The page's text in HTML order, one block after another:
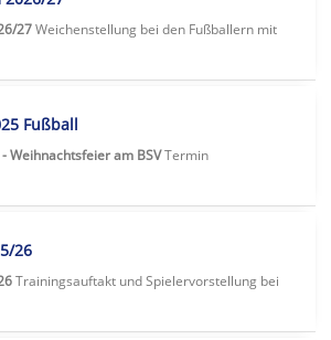
27Weichenstellung bei den Fußballern mit
Fußball
Weihnachtsfeier am BSVTermin
26
Trainingsauftakt und Spielervorstellung bei